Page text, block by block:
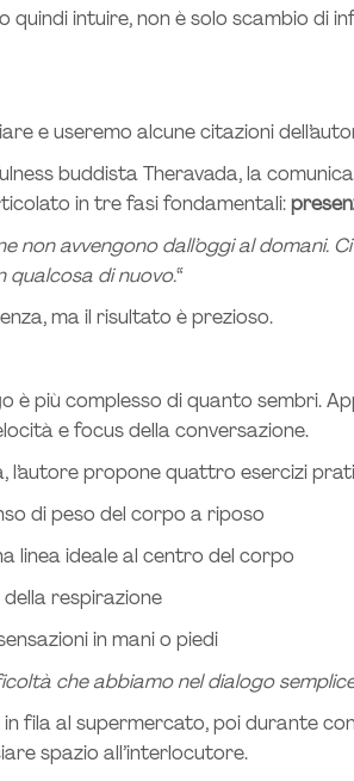
quindi intuire, non è solo scambio di
e useremo alcune citazioni
buddista Theravada, la
in tre fasi fondamentali:
non avvengono dall’oggi al
qualcosa di nuovo.“
ma il risultato è prezioso.
è più complesso di quanto sembri.
e focus della conversazione.
l’autore propone quattro esercizi
di peso del corpo a riposo
linea ideale al centro del corpo
respirazione
in mani o piedi
che abbiamo nel dialogo
fila al supermercato, poi durante
spazio all’interlocutore.